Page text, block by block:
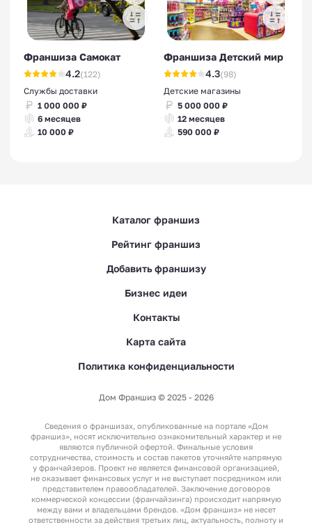
Франшиза Самокат
4.2(122)
Службы доставки
1 000 000 ₽
6 месяцев
10 000 ₽
Франшиза Детский мир
4.3(98)
Детские магазины
5 000 000 ₽
12 месяцев
590 000 ₽
Каталог франшиз
Рейтинг франшиз
Добавить франшизу
Бизнес идеи
Контакты
Карта сайта
Политика конфиденциальности
Дом Франшиз © 2025 - 2026